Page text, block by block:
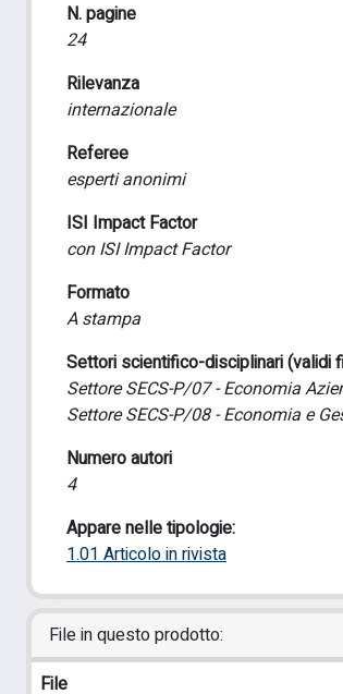
N. pagine
24
Rilevanza
internazionale
Referee
esperti anonimi
ISI Impact Factor
con ISI Impact Factor
Formato
A stampa
Settori scientifico-disciplinari (validi
Settore SECS-P/07 - Economia
Settore SECS-P/08 - Economia e
Numero autori
4
Appare nelle tipologie:
1.01 Articolo in rivista
File in questo prodotto:
File